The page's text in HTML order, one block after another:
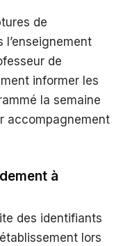
de
de
informer les
la semaine
accompagnement
à
des identifiants
lors